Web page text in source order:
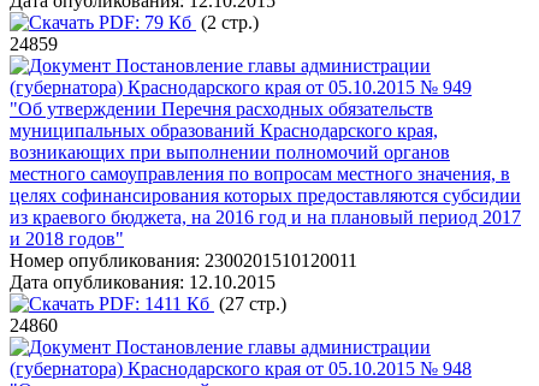
PDF: 79 Кб (2 стр.)
24859
Постановление главы администрации
(губернатора) Краснодарского края от 05.10.2015 № 949
"Об утверждении Перечня расходных обязательств
муниципальных образований Краснодарского края,
возникающих при выполнении полномочий органов
местного самоуправления по вопросам местного значения, в
целях софинансирования которых предоставляются субсидии
из краевого бюджета, на 2016 год и на плановый период 2017
и 2018 годов"
Номер опубликования: 2300201510120011
Дата опубликования: 12.10.2015
PDF: 1411 Кб (27 стр.)
24860
Постановление главы администрации
(губернатора) Краснодарского края от 05.10.2015 № 948